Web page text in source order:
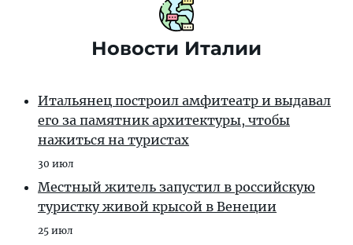
Новости Италии
Итальянец построил амфитеатр и выдавал
его за памятник архитектуры, чтобы
нажиться на туристах
30 июл
Местный житель запустил в российскую
туристку живой крысой в Венеции
25 июл